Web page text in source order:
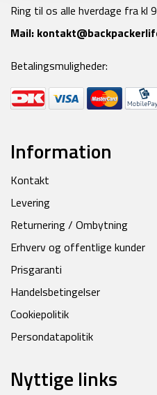
Ring til os alle hverdage fra kl
Mail:
Betalingsmuligheder:
Information
Kontakt
Levering
Returnering / Ombytning
Erhverv og offentlige kunder
Prisgaranti
Handelsbetingelser
Cookiepolitik
Persondatapolitik
Nyttige links